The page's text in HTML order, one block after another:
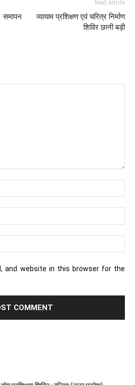
समापन
Next article
व्यायाम प्रशिक्षण एवं चरित्र निर्माण
शिविर छानी बड़ी
and website in this browser for the